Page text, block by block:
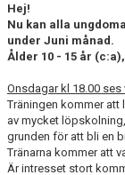
Hej!
Nu kan alla
under Juni månad.
Ålder 10 - 15 år
Onsdagar kl 18.00 ses
Träningen kommer
av mycket
grunden för att bli en
Tränarna kommer att
Är intresset stort